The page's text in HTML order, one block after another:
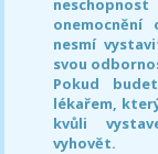
nesmí
svou
Pokud
lékařem,
kvůli
vyhovět.